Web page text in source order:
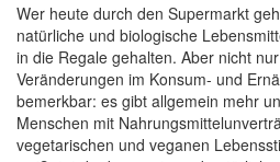
Wer heute durch den Supermarkt
natürliche und biologische
in die Regale gehalten. Aber nicht
Veränderungen im Konsum- und
bemerkbar: es gibt allgemein mehr
Menschen mit
vegetarischen und veganen